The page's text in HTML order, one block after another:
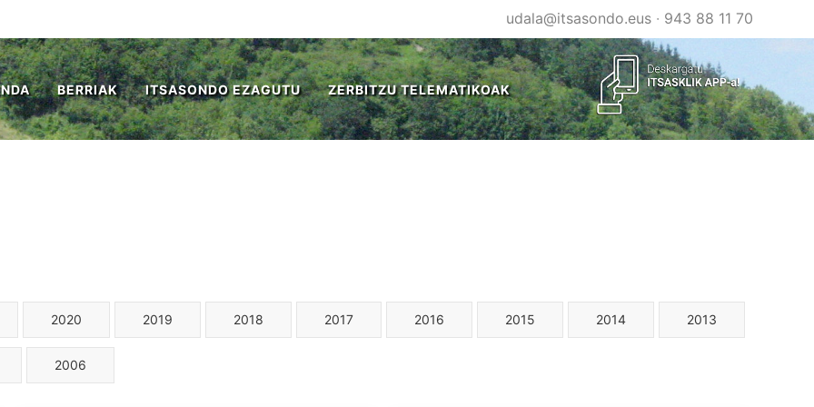
udala@itsasondo.eus· 943 88 11 70
BERRIAK ITSASONDO EZAGUTU ZERBITZU TELEMATIKOAK
2020 2019 2018 2017 2016 2015 2014 2013
2006